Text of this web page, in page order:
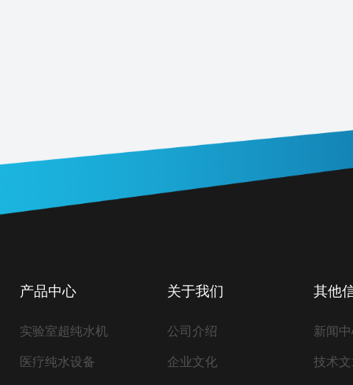
产品中心
实验室超纯水机
医疗纯水设备
关于我们
公司介绍
企业文化
其他
新闻
技术